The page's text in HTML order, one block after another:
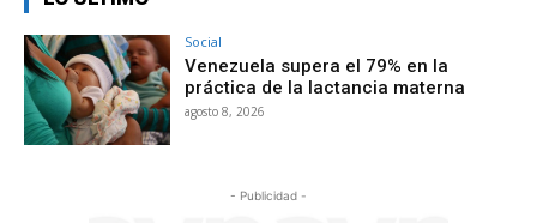
Social
Venezuela supera el 79% en la
práctica de la lactancia materna
agosto 8, 2026
- Publicidad -